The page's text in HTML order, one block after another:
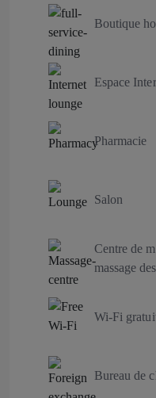
Boutique
Espace
Pharmacie
Salon
Centre de
massage
Wi-Fi
Bureau de